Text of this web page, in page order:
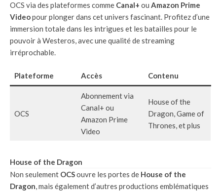
OCS via des plateformes comme Canal+ ou Amazon Prime
Videopour plonger dans cet univers fascinant. Profitez d’une
immersion totale dans les intrigues et les batailles pour le
pouvoir à Westeros, avec une qualité de streaming
irréprochable.
Plateforme Accès Contenu
OCS
Abonnement via
Canal+ ou
Amazon Prime
Video
House of the
Dragon, Game of
Thrones, et plus
House of the Dragon
Non seulement OCSouvre les portes de House of the
Dragon, mais également d’autres productions emblématiques